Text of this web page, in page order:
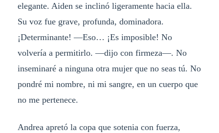
elegante. Aiden se inclinó ligeramente hacia ella.
Su voz fue grave, profunda, dominadora.
¡Determinante! —Eso… ¡Es imposible! No
volvería a permitirlo. —dijo con firmeza—. No
inseminaré a ninguna otra mujer que no seas tú. No
pondré mi nombre, ni mi sangre, en un cuerpo que
no me pertenece.
Andrea apretó la copa que sotenia con fuerza,